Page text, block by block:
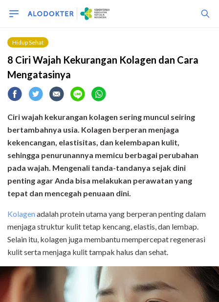
Hidup Sehat
8 Ciri Wajah Kekurangan Kolagen dan Cara
Mengatasinya
Ciri wajah kekurangan kolagen sering muncul seiring
bertambahnya usia. Kolagen berperan menjaga
kekencangan, elastisitas, dan kelembapan kulit,
sehingga penurunannya memicu berbagai perubahan
pada wajah. Mengenali tanda-tandanya sejak dini
penting agar Anda bisa melakukan perawatan yang
tepat dan mencegah penuaan dini.
Kolagenadalah protein utama yang berperan penting dalam
menjaga struktur kulit tetap kencang, elastis, dan lembap.
Selain itu, kolagen juga membantu mempercepat regenerasi
kulit serta menjaga kulit tampak halus dan sehat.